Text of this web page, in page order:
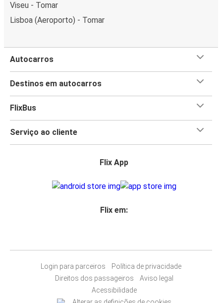
Viseu - Tomar
Lisboa (Aeroporto) - Tomar
Autocarros
Destinos em autocarros
FlixBus
Serviço ao cliente
Flix App
Flix em:
Login para parceiros
Política de privacidade
Direitos dos passageiros
Aviso legal
Acessibilidade